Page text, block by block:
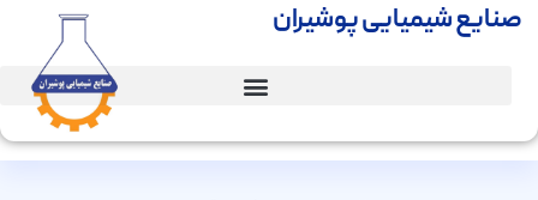
صنایع شیمیایی پوشیران